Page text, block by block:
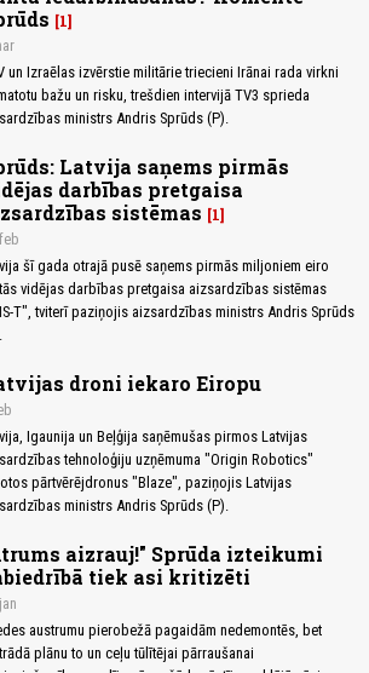
1
un Izraēlas izvērstie militārie triecieni Irānai rada virkni
bažu un risku, trešdien intervijā TV3 sprieda
ministrs Andris Sprūds (P).
Latvija saņems pirmās
darbības pretgaisa
sistēmas
1
šī gada otrajā pusē saņems pirmās miljoniem eiro
vidējas darbības pretgaisa aizsardzības sistēmas
T", tviterī paziņojis aizsardzības ministrs Andris Sprūds
droni iekaro Eiropu
Igaunija un Beļģija saņēmušas pirmos Latvijas
tehnoloģiju uzņēmuma "Origin Robotics"
pārtvērējdronus "Blaze", paziņojis Latvijas
ministrs Andris Sprūds (P).
aizrauj!" Sprūda izteikumi
tiek asi kritizēti
austrumu pierobežā pagaidām nedemontēs, bet
plānu to un ceļu tūlītējai pārraušanai